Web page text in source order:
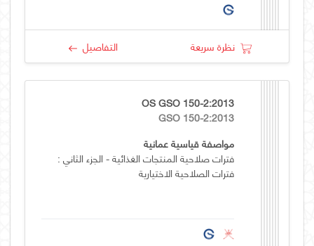
نظرة سريعة التفاصيل
OS GSO 150-2:2013
GSO 150-2:2013
مواصفة قياسية عمانية
فترات صلاحية المنتجات الغذائية - الجزء الثاني :
فترات الصلاحية الاختيارية